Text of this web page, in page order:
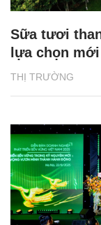
THỊ TRƯỜNG
Sữa tươi
lựa chọn